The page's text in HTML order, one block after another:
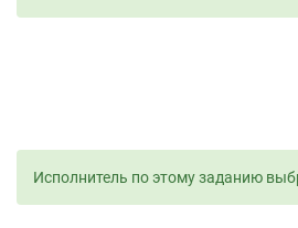
Исполнитель по этому заданию